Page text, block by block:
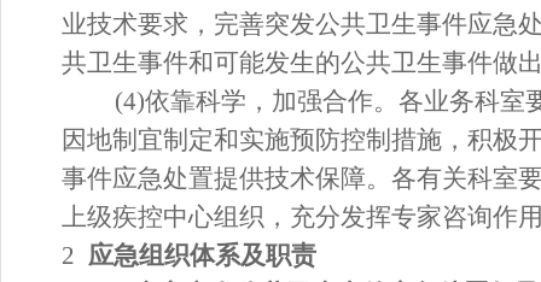
业技术要求，完善突发公共卫生事件应急
共卫生事件和可能发生的公共卫生事件做
(4)依靠科学，加强合作。各业务科
因地制宜制定和实施预防控制措施，积极
事件应急处置提供技术保障。各有关科室
上级疾控中心组织，充分发挥专家咨询作
2 应急组织体系及职责